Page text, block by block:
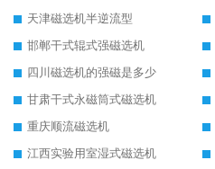
天津磁选机半逆流型
邯郸干式辊式强磁选机
四川磁选机的强磁是多少
甘肃干式永磁筒式磁选机
重庆顺流磁选机
江西实验用室湿式磁选机